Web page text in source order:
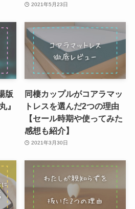
2021年5月23日
版
』
同棲カップルがコアラマッ
トレスを選んだ2つの理由
【セール時期や使ってみた
感想も紹介】
2021年3月30日